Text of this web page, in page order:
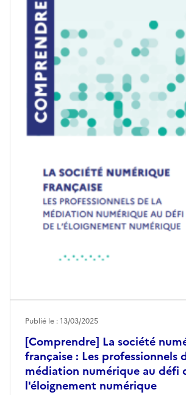
[Comprendre] La société
française : Les professionnels
médiation numérique au défi
l'éloignement numérique
Publié le : 13/03/2025